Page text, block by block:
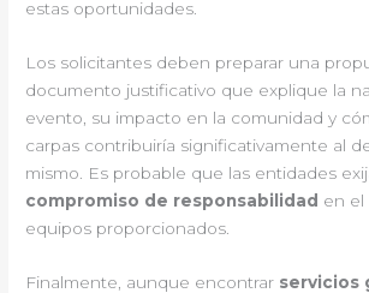
estas oportunidades.
Los solicitantes deben preparar una
documento justificativo que explique la
evento, su impacto en la comunidad y
carpas contribuiría significativamente al
mismo. Es probable que las entidades
compromiso de responsabilidad en el
equipos proporcionados.
Finalmente, aunque encontrar servicios